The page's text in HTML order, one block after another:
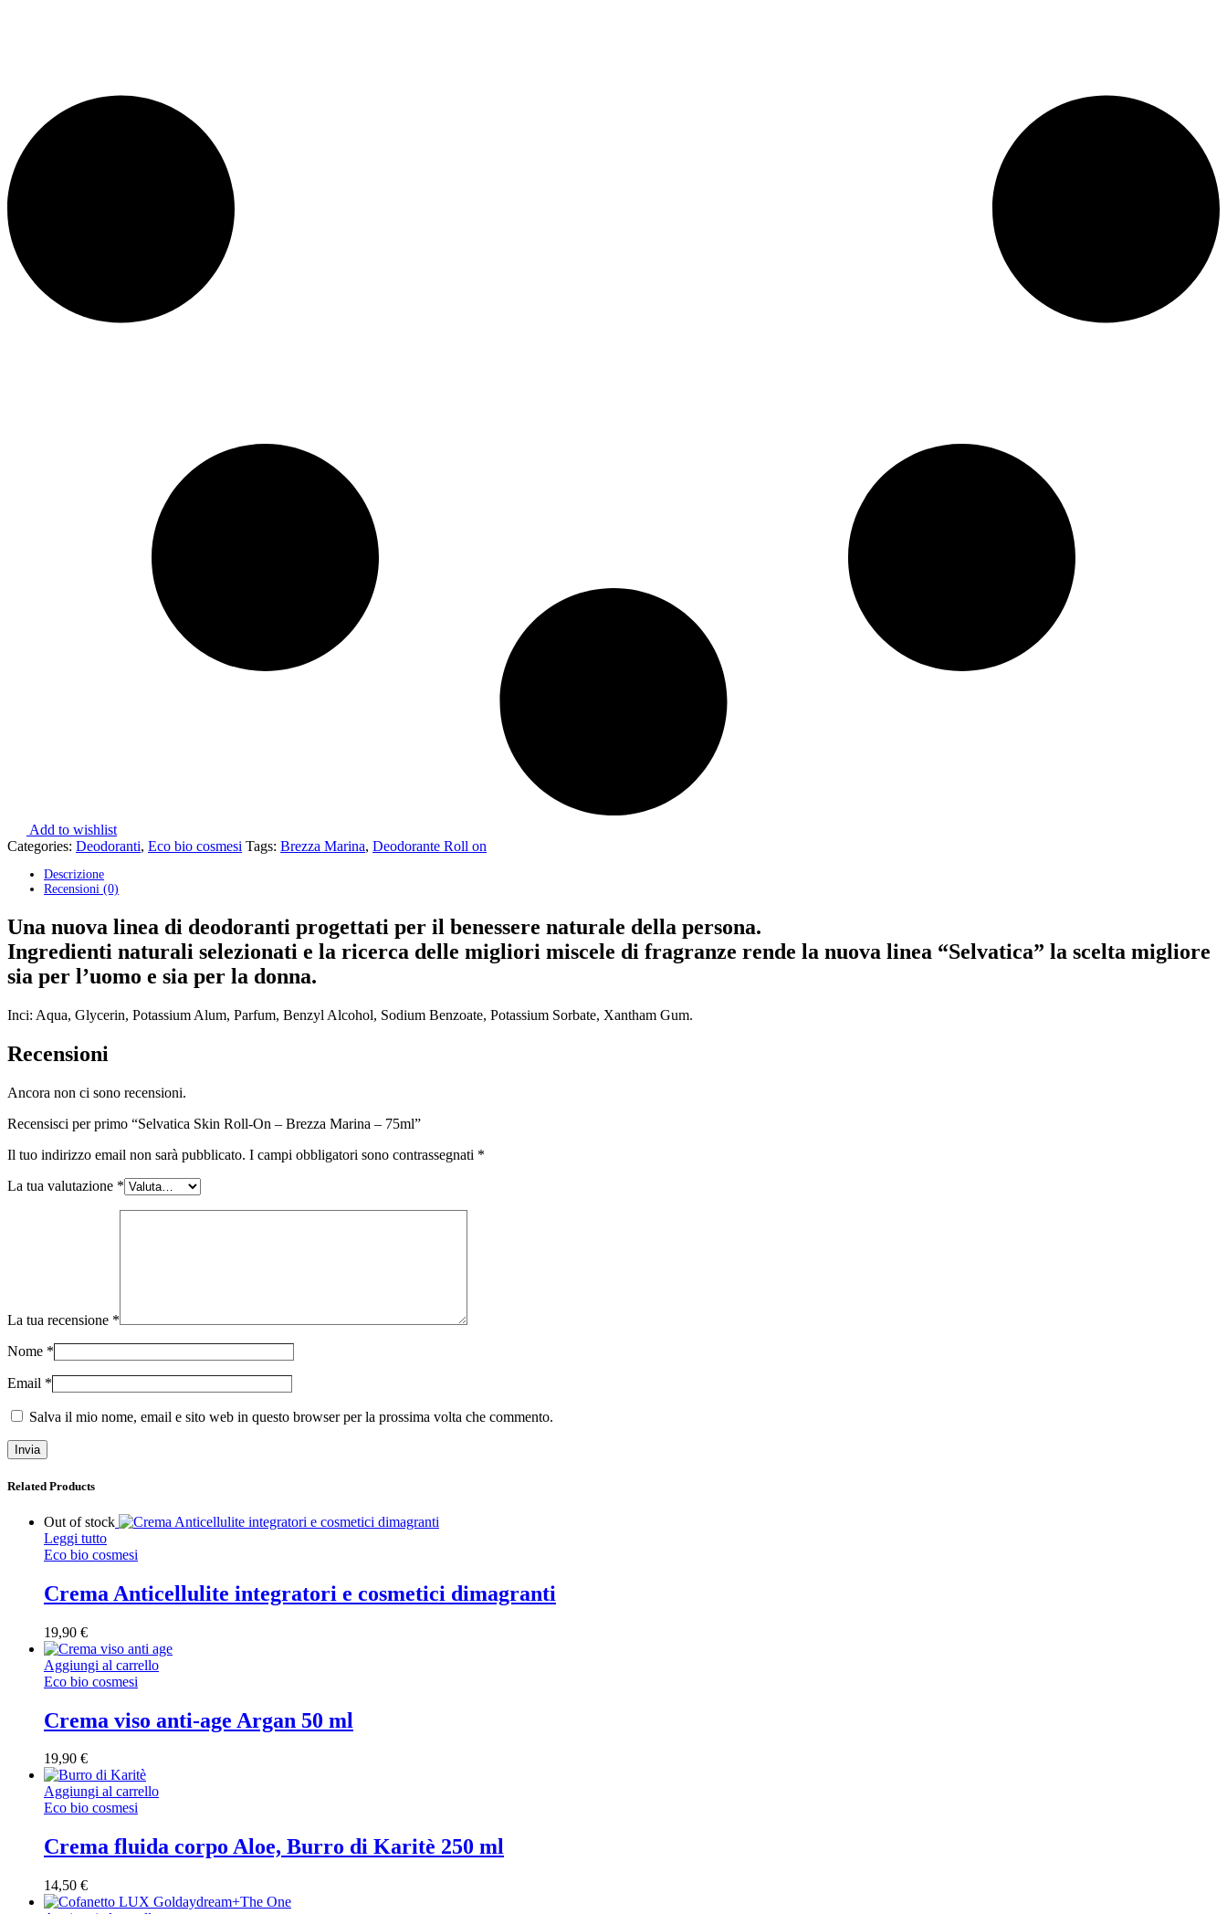
Add to wishlist
Categories: Deodoranti, Eco bio cosmesi Tags: Brezza Marina, Deodorante Roll on
Descrizione
Recensioni (0)
Una nuova linea di deodoranti progettati per il benessere naturale della persona.
Ingredienti naturali selezionati e la ricerca delle migliori miscele di fragranze rende la nuova linea “Selvatica” la scelta migliore
sia per l’uomo e sia per la donna.
Inci: Aqua, Glycerin, Potassium Alum, Parfum, Benzyl Alcohol, Sodium Benzoate, Potassium Sorbate, Xantham Gum.
Recensioni
Ancora non ci sono recensioni.
Recensisci per primo “Selvatica Skin Roll-On – Brezza Marina – 75ml”
Il tuo indirizzo email non sarà pubblicato. I campi obbligatori sono contrassegnati *
La tua valutazione *
La tua recensione *
Nome *
Email *
Salva il mio nome, email e sito web in questo browser per la prossima volta che commento.
Related Products
Out of stock
Leggi tutto
Eco bio cosmesi
Crema Anticellulite integratori e cosmetici dimagranti
19,90 €
Aggiungi al carrello
Eco bio cosmesi
Crema viso anti-age Argan 50 ml
19,90 €
Aggiungi al carrello
Eco bio cosmesi
Crema fluida corpo Aloe, Burro di Karitè 250 ml
14,50 €